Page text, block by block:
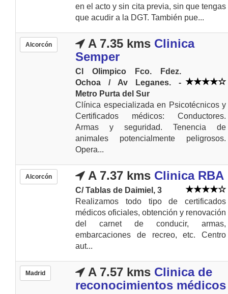
en el acto y sin cita previa, sin que tengas
que acudir a la DGT. También pue...
Alcorcón A 7.35 kms Clinica
Semper
Cl Olimpico Fco. Fdez.
Ochoa / Av Leganes. -
Metro Purta del Sur
Clínica especializada en Psicotécnicos y
Certificados médicos: Conductores.
Armas y seguridad. Tenencia de
animales potencialmente peligrosos.
Opera...
Alcorcón A 7.37 kms Clinica RBA
C/ Tablas de Daimiel, 3
Realizamos todo tipo de certificados
médicos oficiales, obtención y renovación
del carnet de conducir, armas,
embarcaciones de recreo, etc. Centro
aut...
Madrid A 7.57 kms Clinica de
reconocimientos médicos